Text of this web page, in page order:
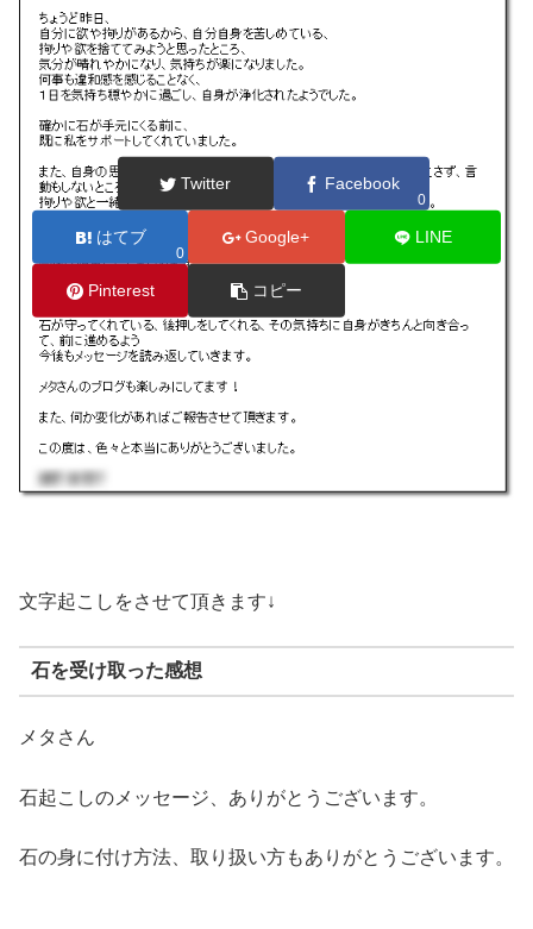
文字起こしをさせて頂きます↓
石を受け取った感想
メタさん
石起こしのメッセージ、ありがとうございます。
石の身に付け方法、取り扱い方もありがとうございます。
Twitter Facebook
0
はてブ
0
Google+ LINE
Pinterest コピー